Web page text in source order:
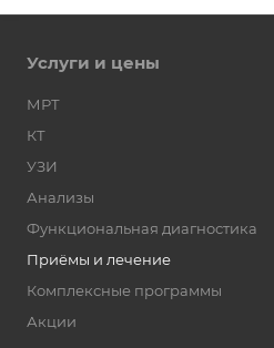
Услуги и цены
МРТ
КТ
УЗИ
Анализы
Функциональная диагностика
Приёмы и лечение
Комплексные программы
Акции